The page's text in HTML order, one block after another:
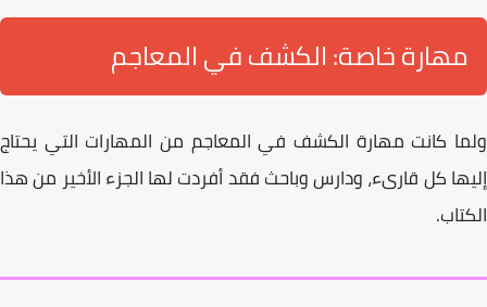
مهارة خاصة: الكشف في المعاجم
ولما كانت مهارة الكشف في المعاجم من المهارات التي يحتاج
إليها كل قارىء، ودارس وباحث فقد أفردت لها الجزء الأخير من هذا
الكتاب.